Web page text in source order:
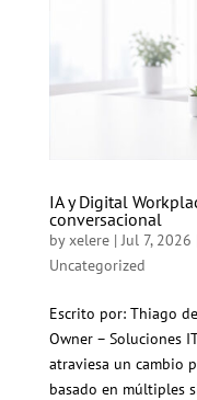
IA y Digital
conversacional
by xelere| Jul 7, 2026
Uncategorized
Escrito por: Thiago
Owner – Soluciones
atraviesa un cambio
basado en múltiples